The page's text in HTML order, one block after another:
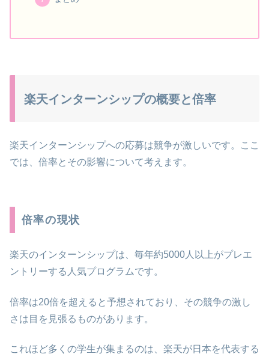
楽天インターンシップの概要と倍率
楽天インターンシップへの応募は競争が激しいです。ここ
では、倍率とその影響について考えます。
倍率の現状
楽天のインターンシップは、毎年約5000人以上がプレエ
ントリーする人気プログラムです。
倍率は20倍を超えると予想されており、その競争の激し
さは目を見張るものがあります。
これほど多くの学生が集まるのは、楽天が日本を代表する